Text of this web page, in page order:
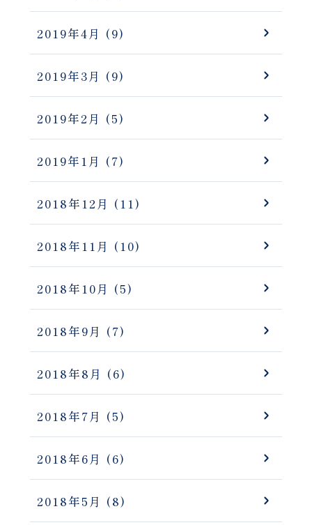
2019年4月 (9)
2019年3月 (9)
2019年2月 (5)
2019年1月 (7)
2018年12月 (11)
2018年11月 (10)
2018年10月 (5)
2018年9月 (7)
2018年8月 (6)
2018年7月 (5)
2018年6月 (6)
2018年5月 (8)